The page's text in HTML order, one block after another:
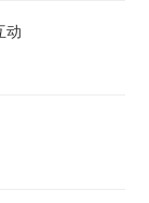
动